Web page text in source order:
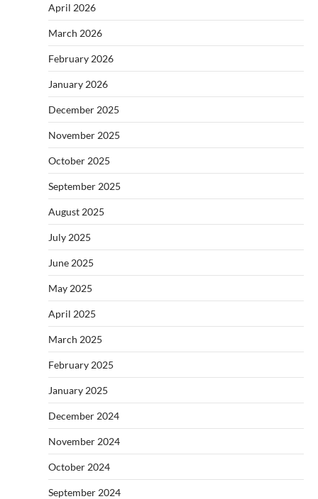
April 2026
March 2026
February 2026
January 2026
December 2025
November 2025
October 2025
September 2025
August 2025
July 2025
June 2025
May 2025
April 2025
March 2025
February 2025
January 2025
December 2024
November 2024
October 2024
September 2024